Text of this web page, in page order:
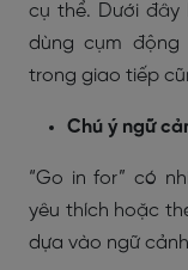
cụ thể. Dưới đây
dùng cụm
trong giao tiếp
Chú ý ngữ
“Go in for” có
yêu thích hoặc
dựa vào ngữ